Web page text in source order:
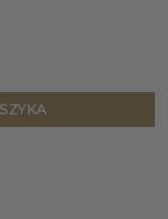
z czarnymi liniami